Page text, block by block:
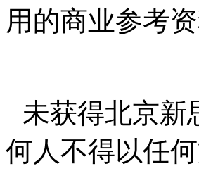
用的商业参考资
未获得北京新
何人不得以任